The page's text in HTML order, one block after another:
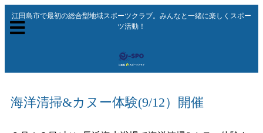
江田島市で最初の総合型地域スポーツクラブ。みんなと一緒に楽しくスポー
ツ活動！
海洋清掃&カヌー体験(9/12）開催